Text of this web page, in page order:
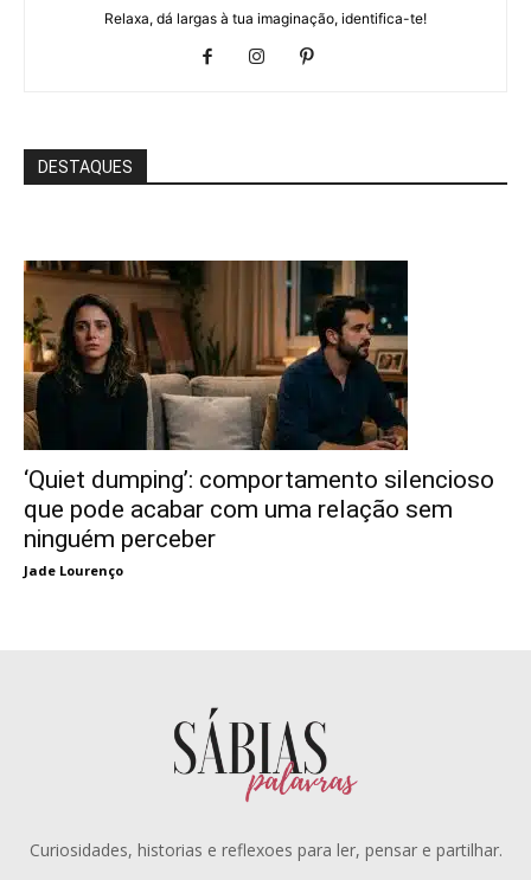
Relaxa, dá largas à tua imaginação, identifica-te!
DESTAQUES
‘Quiet dumping’: comportamento silencioso
que pode acabar com uma relação sem
ninguém perceber
Jade Lourenço
Curiosidades, historias e reflexoes para ler, pensar e partilhar.